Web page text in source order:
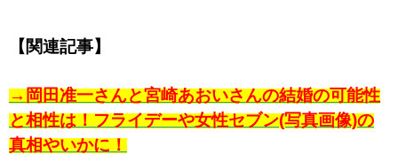
【関連記事】
→岡田准一さんと宮崎あおいさんの結婚の可能性
と相性は！フライデーや女性セブン(写真画像)の
真相やいかに！